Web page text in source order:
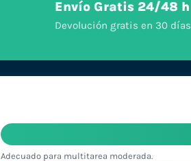
Envío Gratis 24/48 h
Devolución gratis en 30 días
Adecuado para multitarea moderada.